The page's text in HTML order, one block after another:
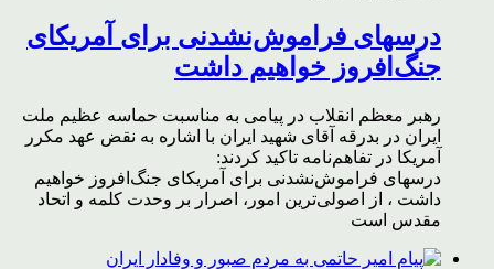
درسهای فراموش‌نشدنی برای آمریکای
جنگ‌افروز خواهیم داشت
رهبر معظم انقلاب در پیامی به مناسبت حماسه عظیم ملت
ایران در بدرقه آقای شهید ایران با اشاره به نقض عهد مکرر
آمریکا در تفاهم‌نامه تاکید کردند:
درسهای فراموش‌نشدنی برای آمریکای جنگ‌افروز خواهیم
داشت ، از اصولی‌ترین امور، اصرار بر وحدت کلمه و اتحاد
مقدس است